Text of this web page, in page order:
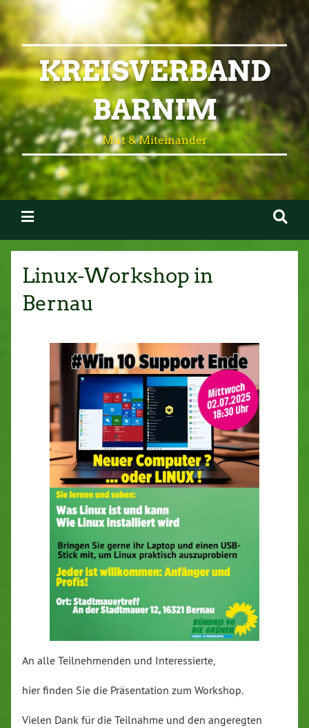
KREISVERBAND
BARNIM
Mut & Miteinander
Linux-Workshop in
Bernau
An alle Teilnehmenden und Interessierte,
hier finden Sie die Präsentation zum Workshop.
Vielen Dank für die Teilnahme und den angeregten